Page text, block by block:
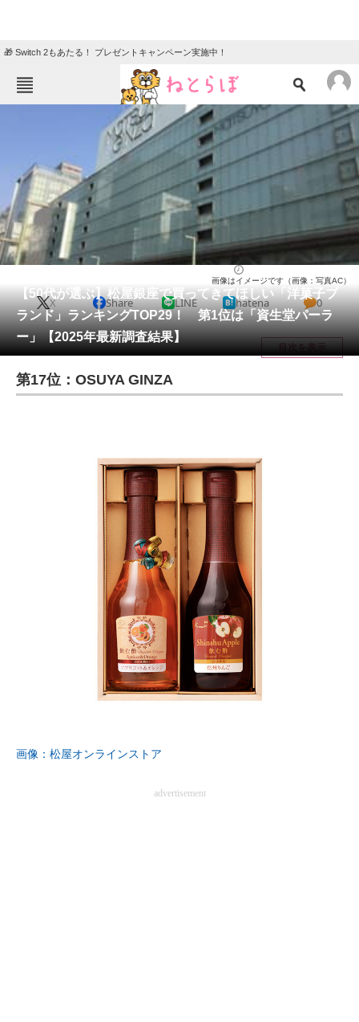
🎁 Switch 2もあたる！ プレゼントキャンペーン実施中！
ニュース
エンタメ クイズ
グルメ 地域
住まい 教育・育児
動物 リサーチ
会員記事
メディア
注目記事を集めた総合ページ
ITの今と未来を見通す
進化するPCとデバイスの未来
好きが集まる 比べて選べる
ビジネスと働き方のヒント
AI活用のいまが分かる
企業ITのトレンドを詳説
経営リーダーのコミュニティ
マーケ×ITの今がよく分かる
ITエンジニア向け専門サイト
【50代が選ぶ】松屋銀座で買ってきてほしい「洋菓子ブ
ランド」ランキングTOP29！ 第1位は「資生堂パーラ
ー」【2025年最新調査結果】
画像はイメージです（画像：写真AC）
X Share LINE hatena 0
目次を表示
第17位：OSUYA GINZA
画像：松屋オンラインストア
advertisement